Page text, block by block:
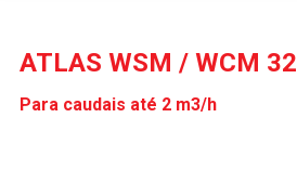
ATLAS WSM / WCM 32
Para caudais até 2 m3/h